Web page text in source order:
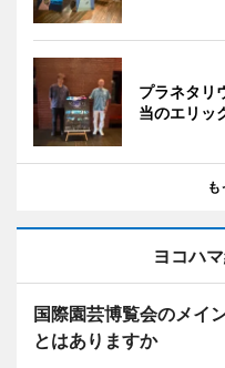
プラネタリ
当のエリッ
も
ヨコハ
国際園芸博覧会のメイ
とはありますか